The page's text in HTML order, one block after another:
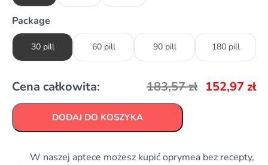
Package
30 pill 60 pill 90 pill 180 pill
Cena całkowita: 183,57zł 152,97 zł
DODAJ DO KOSZYKA
W naszej aptece możesz kupić oprymea bez recepty,